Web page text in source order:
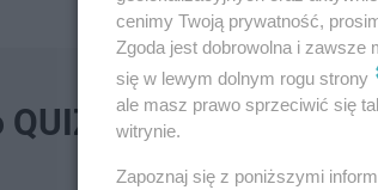
QUIZ — Czy
cenimy Twoją prywatność,
Zgoda jest dobrowolna i
się w lewym dolnym rogu strony
ale masz prawo sprzeciwić się
witrynie.
Zapoznaj się z poniższymi